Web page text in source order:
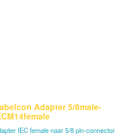
Adapter 5/8male-
IEC female naar 5/8 pin-connector